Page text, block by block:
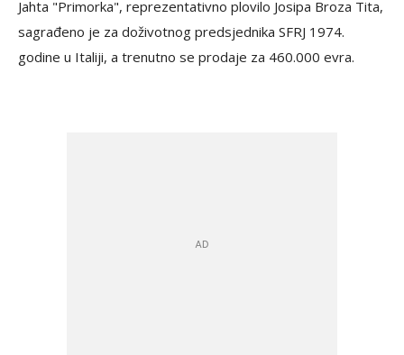
Jahta "Primorka", reprezentativno plovilo Josipa Broza Tita,
sagrađeno je za doživotnog predsjednika SFRJ 1974.
godine u Italiji, a trenutno se prodaje za 460.000 evra.